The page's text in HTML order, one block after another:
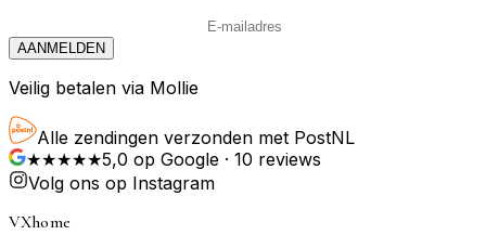
AANMELDEN
Veilig betalen via Mollie
Alle zendingen verzonden met PostNL
★★★★★5,0 op Google · 10 reviews
Volg ons op Instagram
VXhome